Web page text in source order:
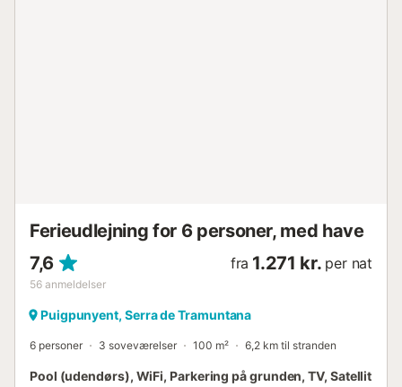
Ferieudlejning for 6 personer, med have
7,6
56 anmeldelser
fra 1.271 kr. per nat
Puigpunyent, Serra de Tramuntana
6 personer 3 soveværelser 100 m² 6,2 km til stranden
Pool (udendørs), WiFi, Parkering på grunden, TV, Satellit